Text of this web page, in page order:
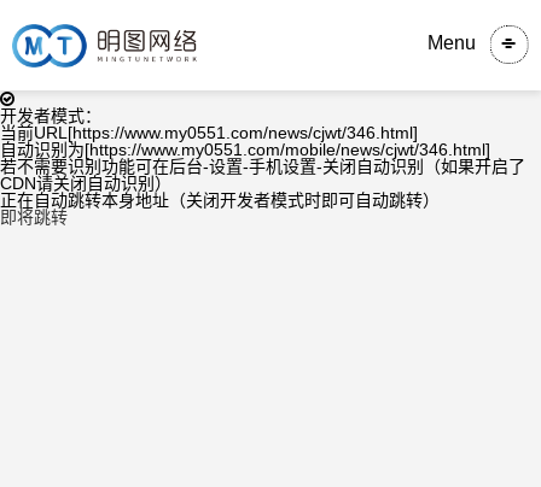
Menu
开发者模式：
当前URL[https://www.my0551.com/news/cjwt/346.html]
自动识别为[https://www.my0551.com/mobile/news/cjwt/346.html]
若不需要识别功能可在后台-设置-手机设置-关闭自动识别（如果开启了
CDN请关闭自动识别）
正在自动跳转本身地址（关闭开发者模式时即可自动跳转）
即将跳转